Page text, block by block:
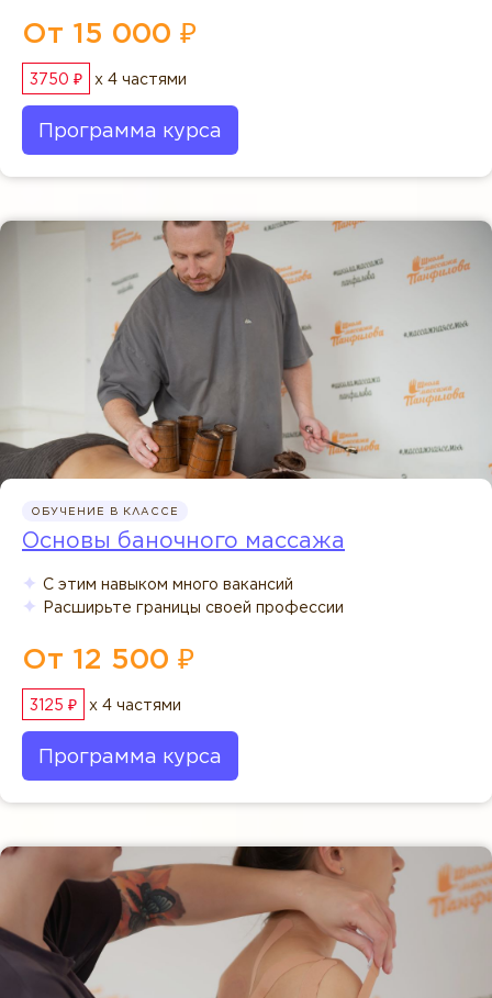
От 15 000 ₽
3750 ₽ x 4 частями
Программа курса
ОБУЧЕНИЕ В КЛАССЕ
Основы баночного массажа
С этим навыком много вакансий
Расширьте границы своей профессии
От 12 500 ₽
3125 ₽ x 4 частями
Программа курса